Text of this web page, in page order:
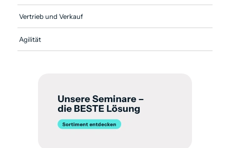
Vertrieb und Verkauf
Agilität